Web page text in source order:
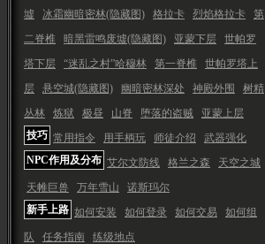
墟
冰霜幽暗密林(隐藏图) 格拉卡 烈焰格拉卡
第
二脊椎
暗黑雷鸣废墟(隐藏图) 亚蒙下层
世帕罗
塔下层
“迷乱之村”哈穆林 第一脊椎
世帕罗塔上
层
悬空城(隐藏图) 幽暗密林深处 神殿外围
树精
丛林
炼狱 极昼 山脊 堕落的盗贼
亚蒙上层
技巧 常用指令 用手柄玩 师徒介绍
武器强化
NPC作用及分布 艾尔文防线 格兰之森
天空之城
天帷巨兽
万年雪山
诺斯玛尔
新手上路 如何安装 如何登录 如何交易
如何组
队
任务指南 练级地点